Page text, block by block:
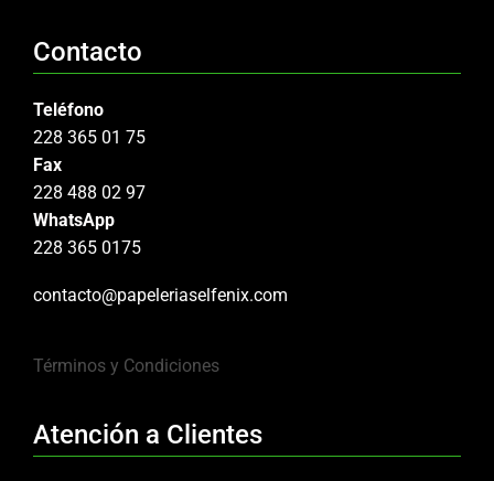
Contacto
Teléfono
228 365 01 75
Fax
228 488 02 97
WhatsApp
228 365 0175
contacto@papeleriaselfenix.com
Términos y Condiciones
Atención a Clientes